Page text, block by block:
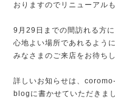
おりますのでリニューアル
9月29日までの間訪れる方に
心地よい場所であれるよう
みなさまのご来店をお待ち
詳しいお知らせは、
blogに書かせていただきま